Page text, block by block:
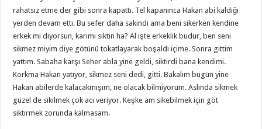
rahatsız etme der gibi sonra kapattı. Tel kapanınca Hakan abi kaldığı
yerden devam etti. Bu sefer daha sakindi ama beni sikerken kendine
erkek mi diyorsun, karımı siktin ha? Al işte erkeklik budur, ben seni
sikmez miyim diye götünü tokatlayarak boşaldı içime. Sonra gittim
yattım. Sabaha karşı Seher abla yine geldi, siktirdi bana kendimi.
Korkma Hakan yatıyor, sikmez seni dedi, gitti. Bakalım bugün yine
Hakan abilerde kalacakmışım, ne olacak bilmiyorum. Aslında sikmek
güzel de sikilmek çok acı veriyor. Keşke am sikebilmek için göt
siktirmek zorunda kalmasam.